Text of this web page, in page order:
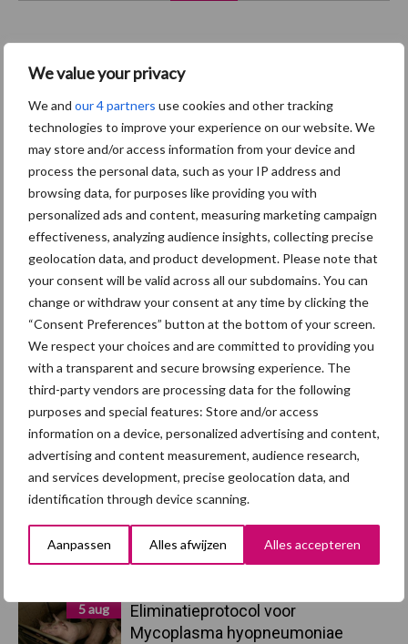
We value your privacy
We and our 4 partners use cookies and other tracking
technologies to improve your experience on our website. We
may store and/or access information from your device and
process the personal data, such as your IP address and
browsing data, for purposes like providing you with
personalized ads and content, measuring marketing campaign
effectiveness, analyzing audience insights, collecting precise
geolocation data, and product development. Please note that
your consent will be valid across all our subdomains. You can
change or withdraw your consent at any time by clicking the
“Consent Preferences” button at the bottom of your screen.
We respect your choices and are committed to providing you
with a transparent and secure browsing experience. The
third-party vendors are processing data for the following
purposes and special features: Store and/or access
information on a device, personalized advertising and content,
advertising and content measurement, audience research,
and services development, precise geolocation data, and
identification through device scanning.
Aanpassen Alles afwijzen Alles accepteren
Primaire
Sidebar
Recent nieuws Partner nieuws
Britse varkenssector vreest
afzetcrisis in het najaar
Grondstoffenmarkt blijft grillig:
droogte en geopolitiek houden
handel in de greep
hygieneoplossingen is in Polen
groter dan ooit”
5 aug
Eliminatieprotocol voor
Mycoplasma hyopneumoniae
Beren
Toon meer